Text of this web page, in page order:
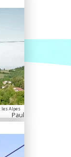
les Alpes
Paul